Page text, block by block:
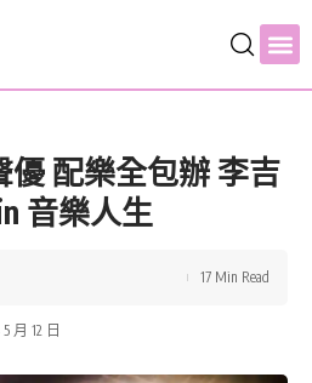
配樂全包辦 李吉
音樂人生
月 12 日
17 Min Read